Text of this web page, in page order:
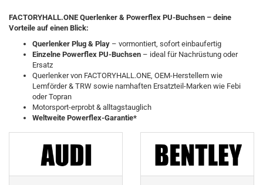
FACTORYHALL.ONE Querlenker & Powerflex PU-Buchsen – deine
Vorteile auf einen Blick:
Querlenker Plug & Play – vormontiert, sofort einbaufertig
Einzelne Powerflex PU-Buchsen – ideal für Nachrüstung oder
Ersatz
Querlenker von FACTORYHALL.ONE, OEM-Herstellern wie
Lemförder & TRW sowie namhaften Ersatzteil-Marken wie Febi
oder Topran
Motorsport-erprobt & alltagstauglich
Weltweite Powerflex-Garantie*